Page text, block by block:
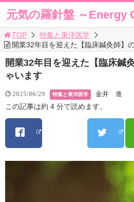
元気の羅針盤 ～Energy
TOP
特集と東洋医学
開業32年目を迎えた【臨床鍼灸師】
開業32年目を迎えた【臨床鍼
ゃいます
2025/06/29 特集と東洋医学 金井 進
この記事は約 4 分で読めます。